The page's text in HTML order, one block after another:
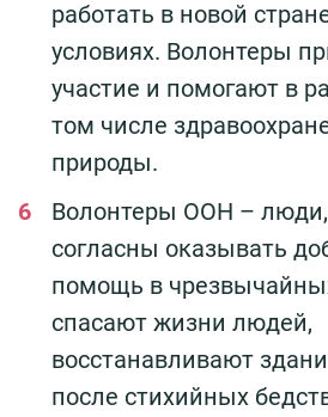
работать в новой
условиях. Волонтеры
участие и помогают в
том числе
природы.
Волонтеры ООН –
согласны оказывать
помощь в
спасают жизни людей,
восстанавливают
после стихийных